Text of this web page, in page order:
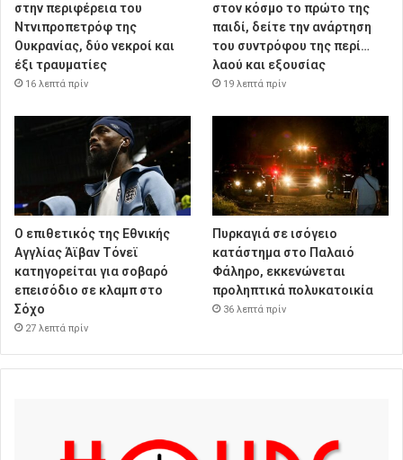
στην περιφέρεια του
Ντνιπροπετρόφ της
Ουκρανίας, δύο νεκροί και
έξι τραυματίες
16 λεπτά πρίν
στον κόσμο το πρώτο της
παιδί, δείτε την ανάρτηση
του συντρόφου της περί…
λαού και εξουσίας
19 λεπτά πρίν
Ο επιθετικός της Εθνικής
Αγγλίας Άϊβαν Τόνεϊ
κατηγορείται για σοβαρό
επεισόδιο σε κλαμπ στο
Σόχο
27 λεπτά πρίν
Πυρκαγιά σε ισόγειο
κατάστημα στο Παλαιό
Φάληρο, εκκενώνεται
προληπτικά πολυκατοικία
36 λεπτά πρίν